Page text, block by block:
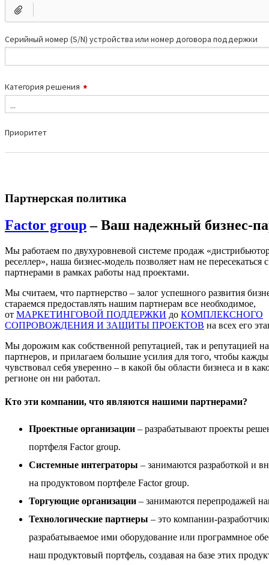
Партнерская политика
Factor group– Ваш надежный бизнес-
Мы работаем по двухуровневой системе продаж
реселлер», наша бизнес-модель позволяет нам не пересекаться с
партнерами в рамках работы над проектами.
Мы считаем, что партнерство – залог успешного развития
стараемся предоставлять нашим партнерам все необходимое,
от МАРКЕТИНГОВОЙ ПОДДЕРЖКИ до КОМПЛЕКСНОГО
СОПРОВОЖДЕНИЯ И ЗАЩИТЫ ПРОЕКТОВ на всех его
Мы дорожим как собственной репутацией, так и репутацией
партнеров, и прилагаем большие усилия для того, чтобы
чувствовал себя уверенно – в какой бы области бизнеса и в
регионе он ни работал.
Кто эти компании, что являются нашими партнерами?
Проектные организации – разрабатывают проекты
портфеля Factor group.
Системные интеграторы – занимаются разработкой и
на продуктовом портфеле Factor group.
Торгующие организации – занимаются перепродажей
Технологические партнеры – это компании-
разрабатываемое ими оборудование или программное
наш продуктовый портфель, создавая на базе этих